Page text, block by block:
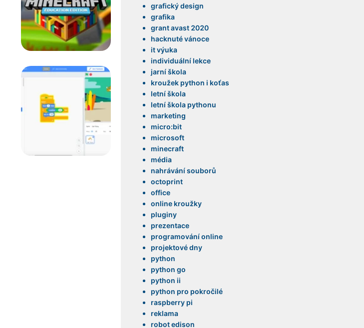
grafický design
grafika
grant avast 2020
hacknuté vánoce
it výuka
individuální lekce
jarní škola
kroužek python i koťas
letní škola
letní škola pythonu
marketing
micro:bit
microsoft
minecraft
média
nahrávání souborů
octoprint
office
online kroužky
pluginy
prezentace
programování online
projektové dny
python
python go
python ii
python pro pokročilé
raspberry pi
reklama
robot edison